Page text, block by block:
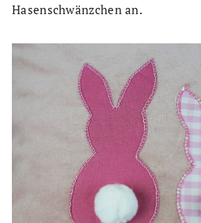
Hasenschwänzchen an.